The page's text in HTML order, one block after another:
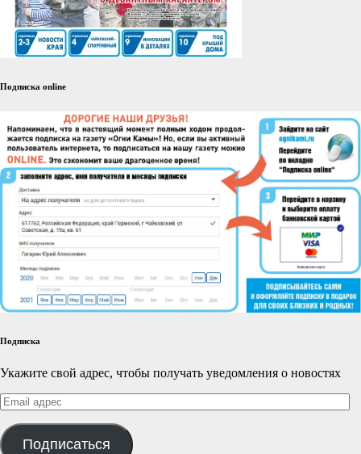
Подписка online
Подписка
Укажите свой адрес, чтобы получать уведомления о новостях
Email
адрес
Подписаться